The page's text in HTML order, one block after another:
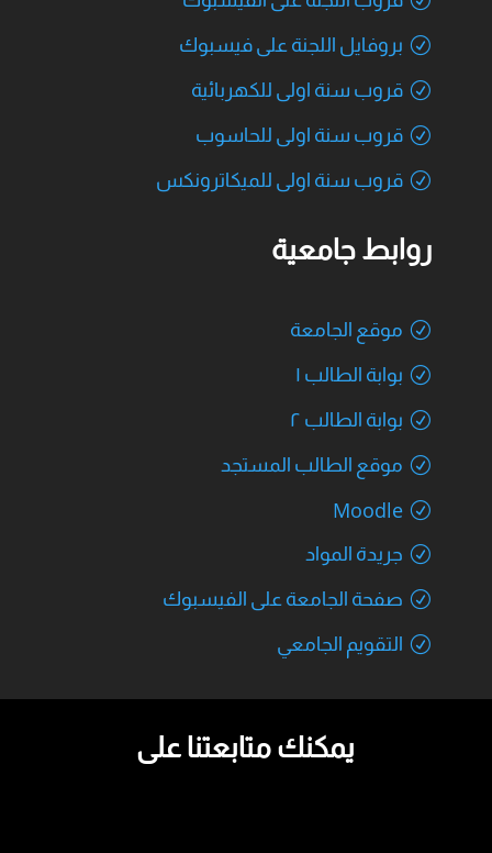
بروفايل اللجنة على فيسبوك
قروب سنة اولى للكهربائية
قروب سنة اولى للحاسوب
قروب سنة اولى للميكاترونكس
موقع الجامعة
بوابة الطالب ١
بوابة الطالب ٢
موقع الطالب المستجد
Moodle
جريدة المواد
صفحة الجامعة على الفيسبوك
التقويم الجامعي
يمكنك متابعتنا على